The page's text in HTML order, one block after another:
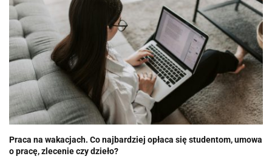
Praca na wakacjach. Co najbardziej opłaca się studentom, umowa
o pracę, zlecenie czy dzieło?